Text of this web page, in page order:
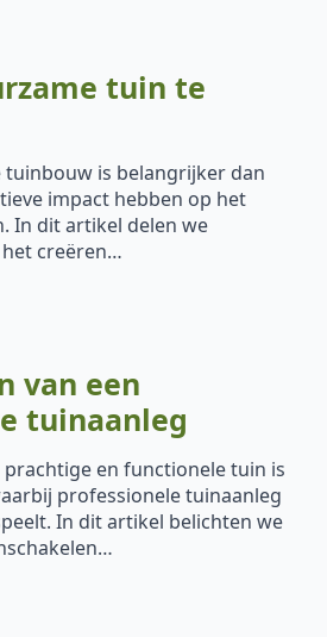
tuin te
tuinbouw is belangrijker dan
impact hebben op het
In dit artikel delen we
creëren…
van een
tuinaanleg
prachtige en functionele tuin is
professionele tuinaanleg
In dit artikel belichten we